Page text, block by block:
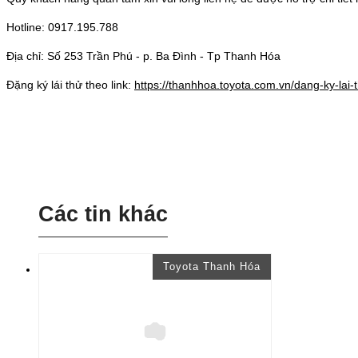
Hotline: 0917.195.788
Địa chỉ: Số 253 Trần Phú - p. Ba Đình - Tp Thanh Hóa
Đặng ký lái thử theo link: https://thanhhoa.toyota.com.vn/dang-ky-lai-
Các tin khác
Toyota Thanh Hóa